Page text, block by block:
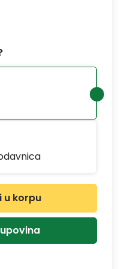
željenu
u korpu